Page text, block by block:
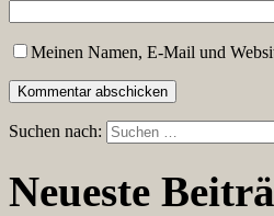
Meinen Namen, E-Mail und
Suchen nach:
Neueste